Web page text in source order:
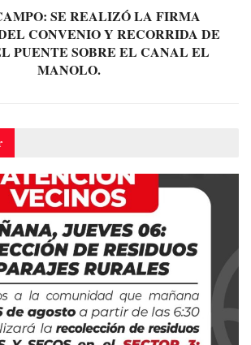
SE REALIZÓ LA FIRMA
CONVENIO Y RECORRIDA DE
PUENTE SOBRE EL CANAL EL
MANOLO.